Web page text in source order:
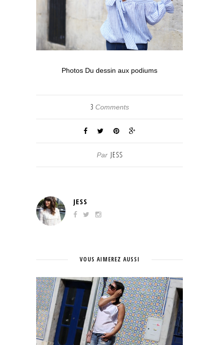
Photos Du dessin aux podiums
3 Comments
Par JESS
JESS
VOUS AIMEREZ AUSSI